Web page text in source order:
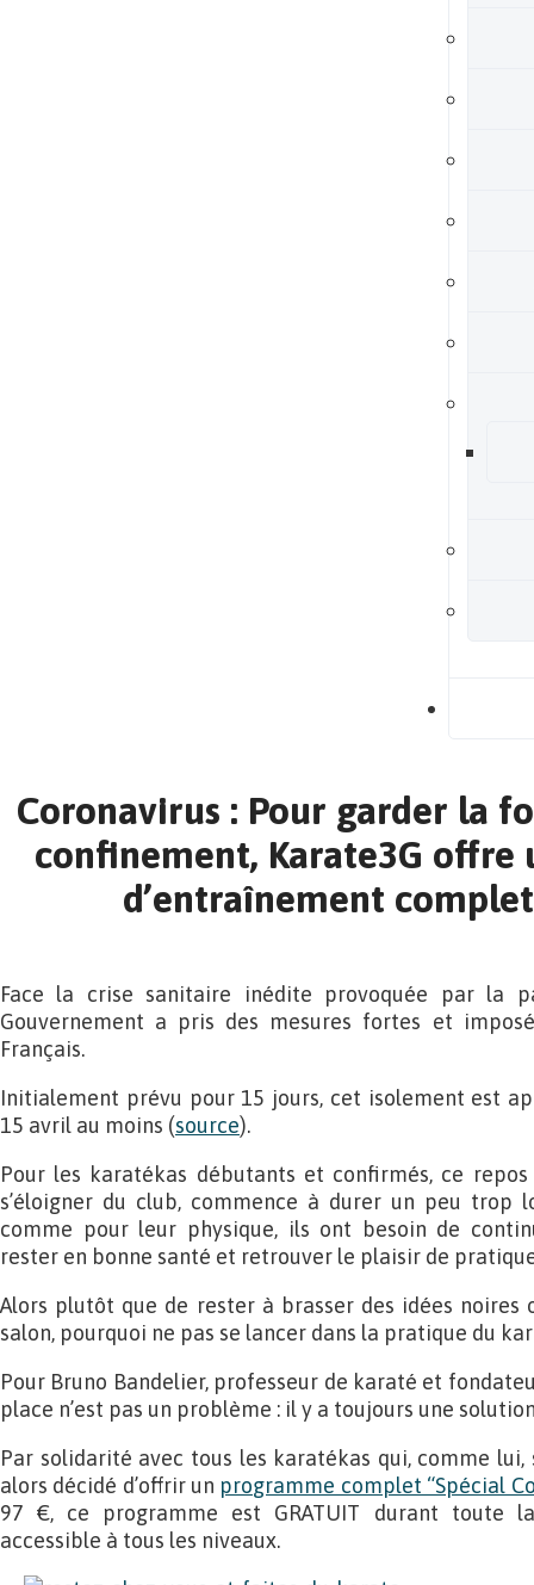
Coronavirus : Pour garder la
confinement, Karate3G offre
d’entraînement
Face la crise sanitaire inédite provoquée par la
Gouvernement a pris des mesures fortes et
Français.
Initialement prévu pour 15 jours, cet isolement est
15 avril au moins (source).
Pour les karatékas débutants et confirmés, ce
s’éloigner du club, commence à durer un peu trop
comme pour leur physique, ils ont besoin de
rester en bonne santé et retrouver le plaisir de
Alors plutôt que de rester à brasser des idées noires
salon, pourquoi ne pas se lancer dans la pratique du
Pour Bruno Bandelier, professeur de karaté et
place n’est pas un problème : il y a toujours une
Par solidarité avec tous les karatékas qui, comme
alors décidé d’offrir un programme complet “Spécial
97 €, ce programme est GRATUIT durant toute
accessible à tous les niveaux.